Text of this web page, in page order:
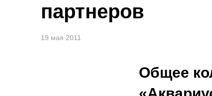
партнеров
19 мая 2011
Общее